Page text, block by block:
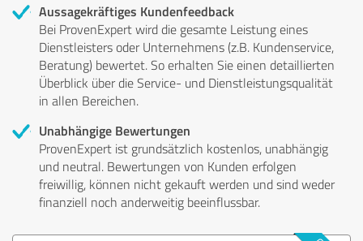
Aussagekräftiges Kundenfeedback
Bei ProvenExpert wird die gesamte Leistung eines
Dienstleisters oder Unternehmens (z.B. Kundenservice,
Beratung) bewertet. So erhalten Sie einen detaillierten
Überblick über die Service- und Dienstleistungsqualität
in allen Bereichen.
Unabhängige Bewertungen
ProvenExpert ist grundsätzlich kostenlos, unabhängig
und neutral. Bewertungen von Kunden erfolgen
freiwillig, können nicht gekauft werden und sind weder
finanziell noch anderweitig beeinflussbar.